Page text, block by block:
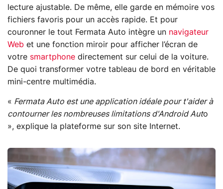
lecture ajustable. De même, elle garde en mémoire vos
fichiers favoris pour un accès rapide. Et pour
couronner le tout Fermata Auto intègre un navigateur
Web et une fonction miroir pour afficher l’écran de
votre smartphone directement sur celui de la voiture.
De quoi transformer votre tableau de bord en véritable
mini-centre multimédia.
« Fermata Auto est une application idéale pour t'aider à
contourner les nombreuses limitations d'Android Auto
», explique la plateforme sur son site Internet.